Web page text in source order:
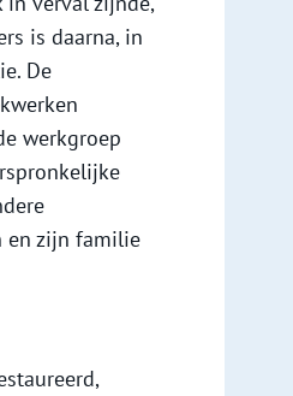
is daarna, in
De
werkgroep
en zijn familie